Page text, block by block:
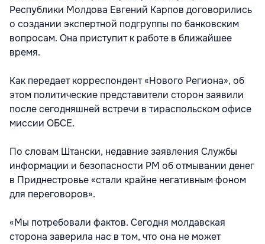
Республики Молдова Евгений Карпов договорились
о создании экспертной подгруппы по банковским
вопросам. Она приступит к работе в ближайшее
время.
Как передает корреспондент «Нового Региона», об
этом политические представители сторон заявили
после сегодняшней встречи в тираспольском офисе
миссии ОБСЕ.
По словам Штански, недавние заявления Службы
информации и безопасности РМ об отмывании денег
в Приднестровье «стали крайне негативным фоном
для переговоров».
«Мы потребовали фактов. Сегодня молдавская
сторона заверила нас в том, что она не может